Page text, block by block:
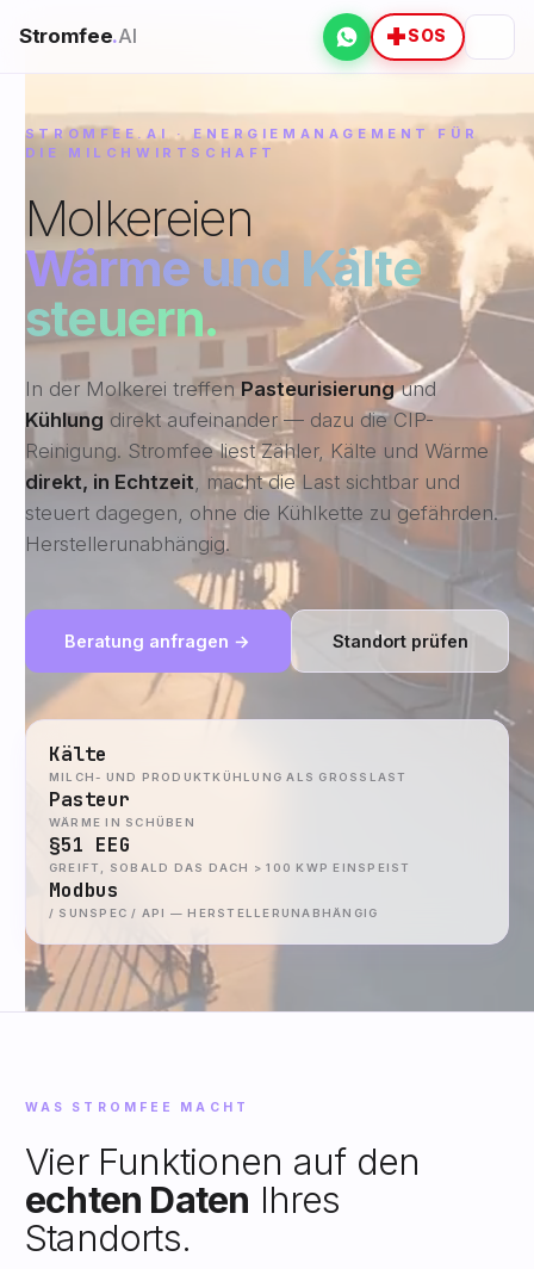
Stromfee.AI WhatsApp
SOS
STROMFEE.AI · ENERGIEMANAGEMENT FÜR
DIE MILCHWIRTSCHAFT
Molkereien
Wärme und Kälte
steuern.
In der Molkerei treffen Pasteurisierungund
Kühlung direkt aufeinander — dazu die CIP-
Reinigung. Stromfee liest Zähler, Kälte und Wärme
direkt, in Echtzeit, macht die Last sichtbar und
steuert dagegen, ohne die Kühlkette zu gefährden.
Herstellerunabhängig.
Beratung anfragen → Standort prüfen
Kälte
MILCH- UND PRODUKTKÜHLUNG ALS GROSSLAST
Pasteur
WÄRME IN SCHÜBEN
§51 EEG
GREIFT, SOBALD DAS DACH > 100 KWP EINSPEIST
Modbus
/ SUNSPEC / API — HERSTELLERUNABHÄNGIG
WAS STROMFEE MACHT
Vier Funktionen auf den
echten Daten Ihres
Standorts.